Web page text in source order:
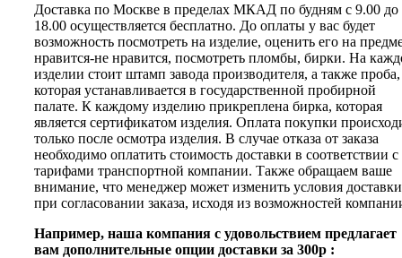
Доставка по Москве в пределах МКАД по будням с 9.00 до
18.00 осуществляется бесплатно. До оплаты у вас будет
возможность посмотреть на изделие, оценить его на
нравится-не нравится, посмотреть пломбы, бирки. На
изделии стоит штамп завода производителя, а также проба,
которая устанавливается в государственной пробирной
палате. К каждому изделию прикреплена бирка, которая
является сертификатом изделия. Оплата покупки
только после осмотра изделия. В случае отказа от заказа
необходимо оплатить стоимость доставки в соответствии с
тарифами транспортной компании. Также обращаем ваше
внимание, что менеджер может изменить условия доставки
при согласовании заказа, исходя из возможностей
Например, наша компания с удовольствием предлагает
вам дополнительные опции доставки за 300р :